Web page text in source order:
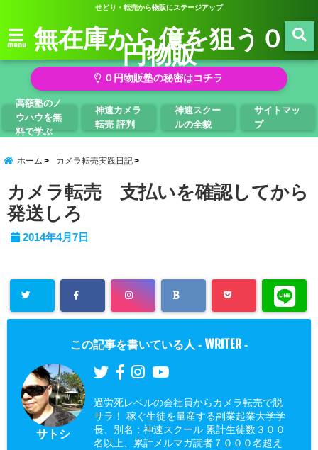
せどり・転売から物販にステージアップ
menu 無在庫から億を狙う０
円物販
０円物販塾の秘密はコチラ
高額塾のノ
ウハウを無
料で学ぶ
神速カメラ
転売 評判
神速スクー
ルの全貌
サイトマッ
プ
ホーム カメラ転売実践日記
カメラ転売 支払いを確認してから
発送しろ
2014年4月7日
この記事を書いている人 - WRITER -
サトシ
過労死レベルの会社員からカメラ転売で脱
サラ！ 稼ぐ生徒を量産する副業起業大学学
長、別名：神速スクール 累計生徒数３００
名以上、累計メルマガ読者７０００名超え